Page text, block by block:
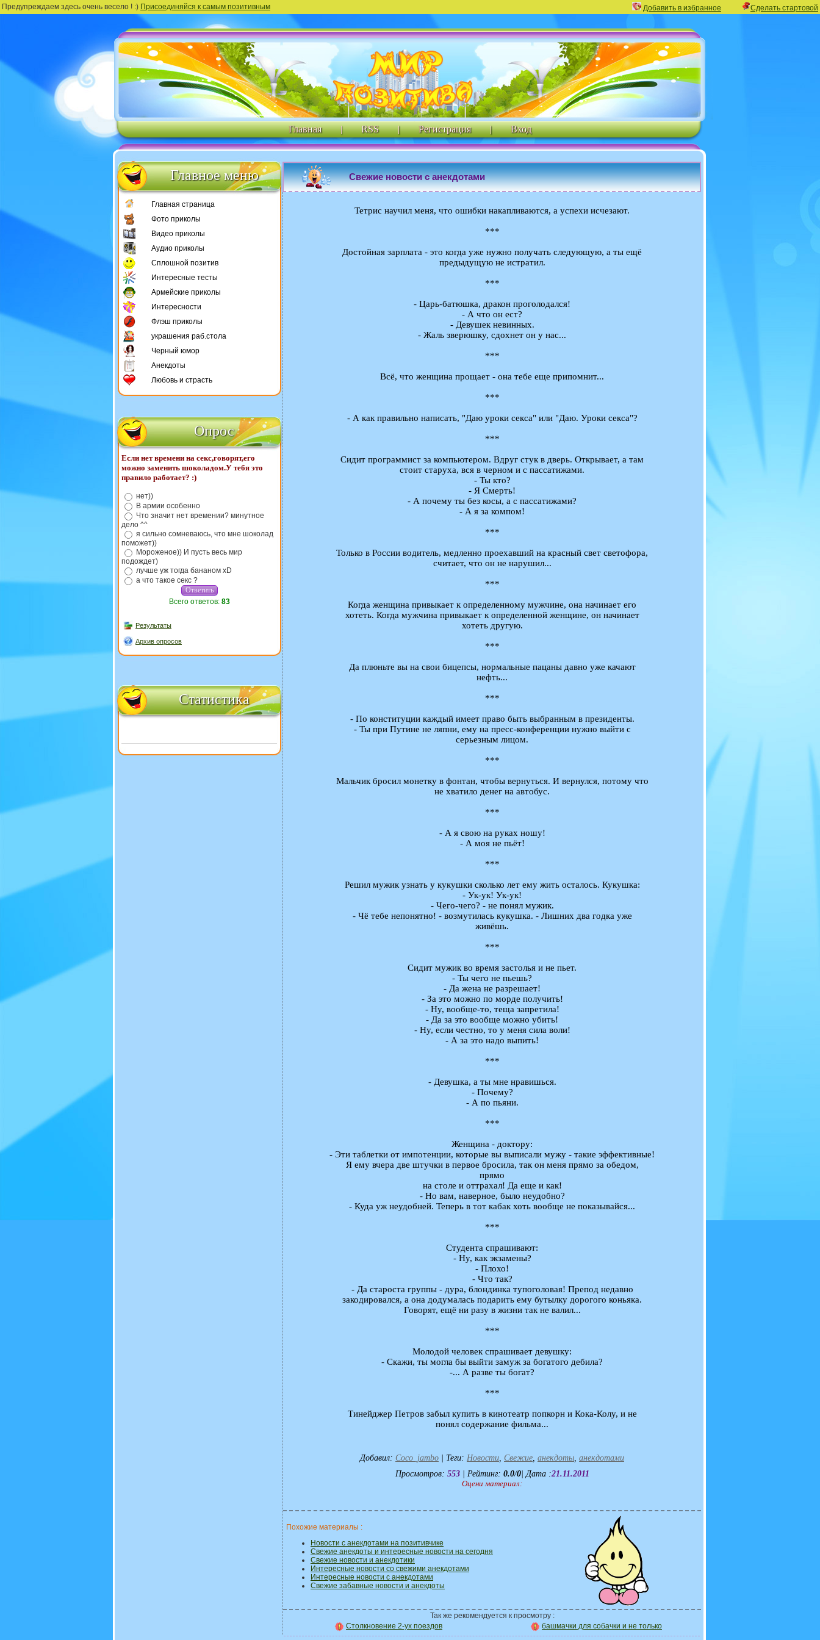
Предупреждаем здесь очень весело ! :) Присоединяйся к самым позитивным Добавить в избранное Сделать стартовой
Главная | RSS | Регистрация | Вход
Главное меню
Главная страница
Фото приколы
Видео приколы
Аудио приколы
Сплошной позитив
Интересные тесты
Армейские приколы
Интересности
Флэш приколы
украшения раб.стола
Черный юмор
Анекдоты
Любовь и страсть
Опрос
Если нет времени на секс,говорят,его
можно заменить шоколадом.У тебя это
правило работает? :)
нет))
В армии особенно
Что значит нет времении? минутное
дело ^^
я сильно сомневаюсь, что мне шоколад
поможет))
Мороженое)) И пусть весь мир
подождет)
лучше уж тогда бананом xD
а что такое секс ?
Всего ответов: 83
Результаты
Архив опросов
Статистика
Свежие новости с анекдотами
Тетрис научил меня, что ошибки накапливаются, а успехи исчезают.
***
Достойная зарплата - это когда уже нужно получать следующую, а ты ещё
предыдущую не истратил.
***
- Царь-батюшка, дракон проголодался!
- А что он ест?
- Девушек невинных.
- Жаль зверюшку, сдохнет он у нас...
***
Всё, что женщина прощает - она тебе еще припомнит...
***
- А как правильно написать, "Даю уроки секса" или "Даю. Уроки секса"?
***
Сидит программист за компьютером. Вдруг стук в дверь. Открывает, а там
стоит старуха, вся в черном и с пассатижами.
- Ты кто?
- Я Смерть!
- А почему ты без косы, а с пассатижами?
- А я за компом!
***
Только в России водитель, медленно проехавший на красный свет светофора,
считает, что он не нарушил...
***
Когда женщина привыкает к определенному мужчине, она начинает его
хотеть. Когда мужчина привыкает к определенной женщине, он начинает
хотеть другую.
***
Да плюньте вы на свои бицепсы, нормальные пацаны давно уже качают
нефть...
***
- По конституции каждый имеет право быть выбранным в президенты.
- Ты при Путине не ляпни, ему на пресс-конференции нужно выйти с
серьезным лицом.
***
Мальчик бросил монетку в фонтан, чтобы вернуться. И вернулся, потому что
не хватило денег на автобус.
***
- А я свою на руках ношу!
- А моя не пьёт!
***
Решил мужик узнать у кукушки сколько лет ему жить осталось. Кукушка:
- Ук-ук! Ук-ук!
- Чего-чего? - не понял мужик.
- Чё тебе непонятно! - возмутилась кукушка. - Лишних два годка уже
живёшь.
***
Сидит мужик во время застолья и не пьет.
- Ты чего не пьешь?
- Да жена не разрешает!
- За это можно по морде получить!
- Ну, вообще-то, теща запретила!
- Да за это вообще можно убить!
- Ну, если честно, то у меня сила воли!
- А за это надо выпить!
***
- Девушка, а ты мне нравишься.
- Почему?
- А по пьяни.
***
Женщина - доктору:
- Эти таблетки от импотенции, которые вы выписали мужу - такие эффективные!
Я ему вчера две штучки в первое бросила, так он меня прямо за обедом,
прямо
на столе и оттрахал! Да еще и как!
- Но вам, наверное, было неудобно?
- Куда уж неудобней. Теперь в тот кабак хоть вообще не показывайся...
***
Студента спрашивают:
- Ну, как экзамены?
- Плохо!
- Что так?
- Да староста группы - дура, блондинка тупоголовая! Препод недавно
закодировался, а она додумалась подарить ему бутылку дорогого коньяка.
Говорят, ещё ни разу в жизни так не валил...
***
Молодой человек спрашивает девушку:
- Скажи, ты могла бы выйти замуж за богатого дебила?
-... А разве ты богат?
***
Тинейджер Петров забыл купить в кинотеатр попкорн и Кока-Колу, и не
понял содержание фильма...
Добавил: Coco_jambo Теги: Новости, Свежие, анекдоты, анекдотами
Просмотров: 553| Рейтинг: 0.0/0| Дата :21.11.2011
Оцени материал:
Похожие материалы :
Новости с анекдотами на позитивчике
Свежие анекдоты и интересные новости на сегодня
Свежие новости и анекдотики
Интересные новости со свежими анекдотами
Интересные новости с анекдотами
Свежие забавные новости и анекдоты
Так же рекомендуется к просмотру :
Столкновение 2-ух поездов
башмачки для собачки и не только